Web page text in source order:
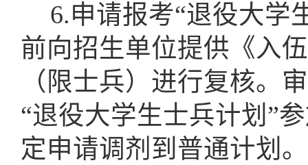
6.申请报考“退役大学
前向招生单位提供《入
（限士兵）进行复核。
“退役大学生士兵计划”
定申请调剂到普通计划。